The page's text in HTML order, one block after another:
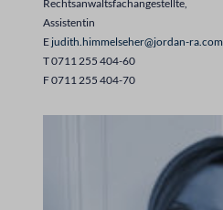
Rechtsanwaltsfachangestellte,
Assistentin
E judith.himmelseher@jordan-ra.com
T 0711 255 404-60
F 0711 255 404-70